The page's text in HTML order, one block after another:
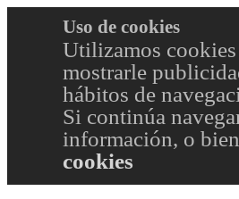
Uso de cookies
Utilizamos cookies
mostrarle
hábitos de
Si continúa
información, o
cookies